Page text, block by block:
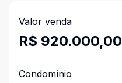
Valor venda
R$ 920.000,00
Condomínio